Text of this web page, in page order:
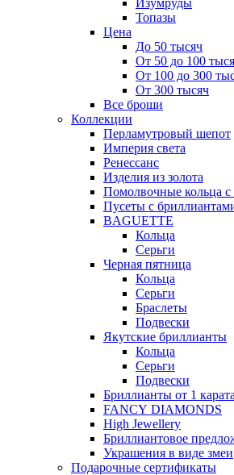
Изумруды
Топазы
Цена
До 50 тысяч
От 50 до 100
От 100 до 300
От 300 тысяч
Все броши
Коллекции
Перламутровый шепот
Империя света
Ренессанс
Изделия из золота
Помолвочные кольца с
Пусеты с
BAGUETTE
Кольца
Серьги
Черная пятница
Кольца
Серьги
Браслеты
Подвески
Якутские бриллианты
Кольца
Серьги
Подвески
Бриллианты от 1 карата
FANCY DIAMONDS
High Jewellery
Бриллиантовое
Украшения в виде змеи
Подарочные сертификаты